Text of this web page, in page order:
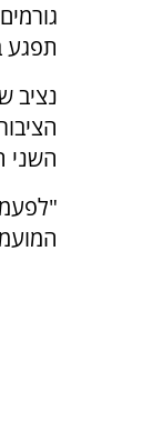
תפגע
נציב
השני